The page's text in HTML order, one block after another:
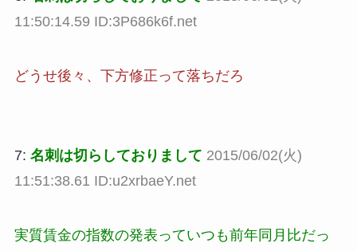
11:50:14.59 ID:3P686k6f.net
どうせ後々、下方修正って落ちだろ
7: 名刺は切らしておりまして 2015/06/02(火)
11:51:38.61 ID:u2xrbaeY.net
実質賃金の指数の発表っていつも前年同月比だっ